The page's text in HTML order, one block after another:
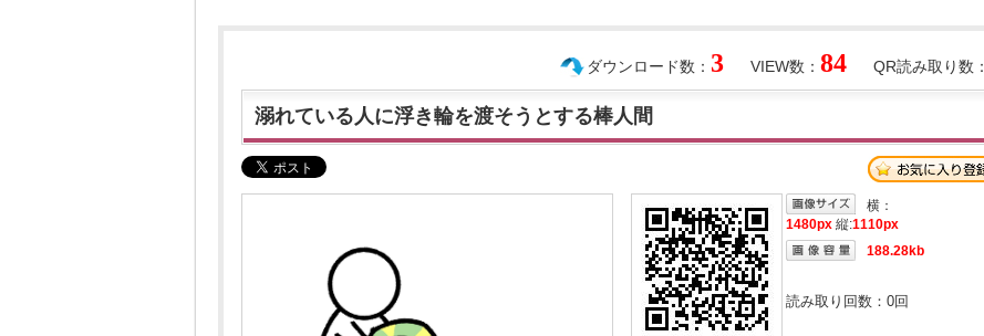
QR読み取り数：
VIEW数： 84
ダウンロード数： 3
溺れている人に浮き輪を渡そうとする棒人間
横：
1480px 縦:1110px
188.28kb
読み取り回数： 0回